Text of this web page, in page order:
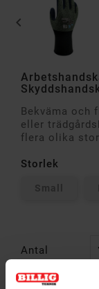

Bekväma och
eller
flera olika
Storlek
Small
Antal